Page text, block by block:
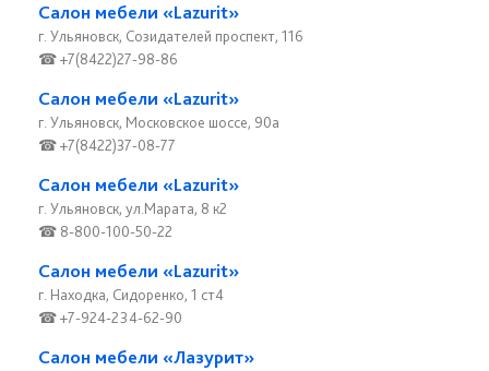
Салон мебели «Lazurit»
г. Ульяновск, Созидателей проспект, 116
☎ +7(8422)27-98-86
Салон мебели «Lazurit»
г. Ульяновск, Московское шоссе, 90а
☎ +7(8422)37-08-77
Салон мебели «Lazurit»
г. Ульяновск, ул.Марата, 8 к2
☎ 8-800-100-50-22
Салон мебели «Lazurit»
г. Находка, Сидоренко, 1 ст4
☎ +7-924-234-62-90
Салон мебели «Лазурит»